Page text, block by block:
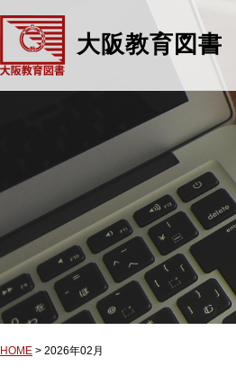
大阪教育図書
HOME > 2026年02月